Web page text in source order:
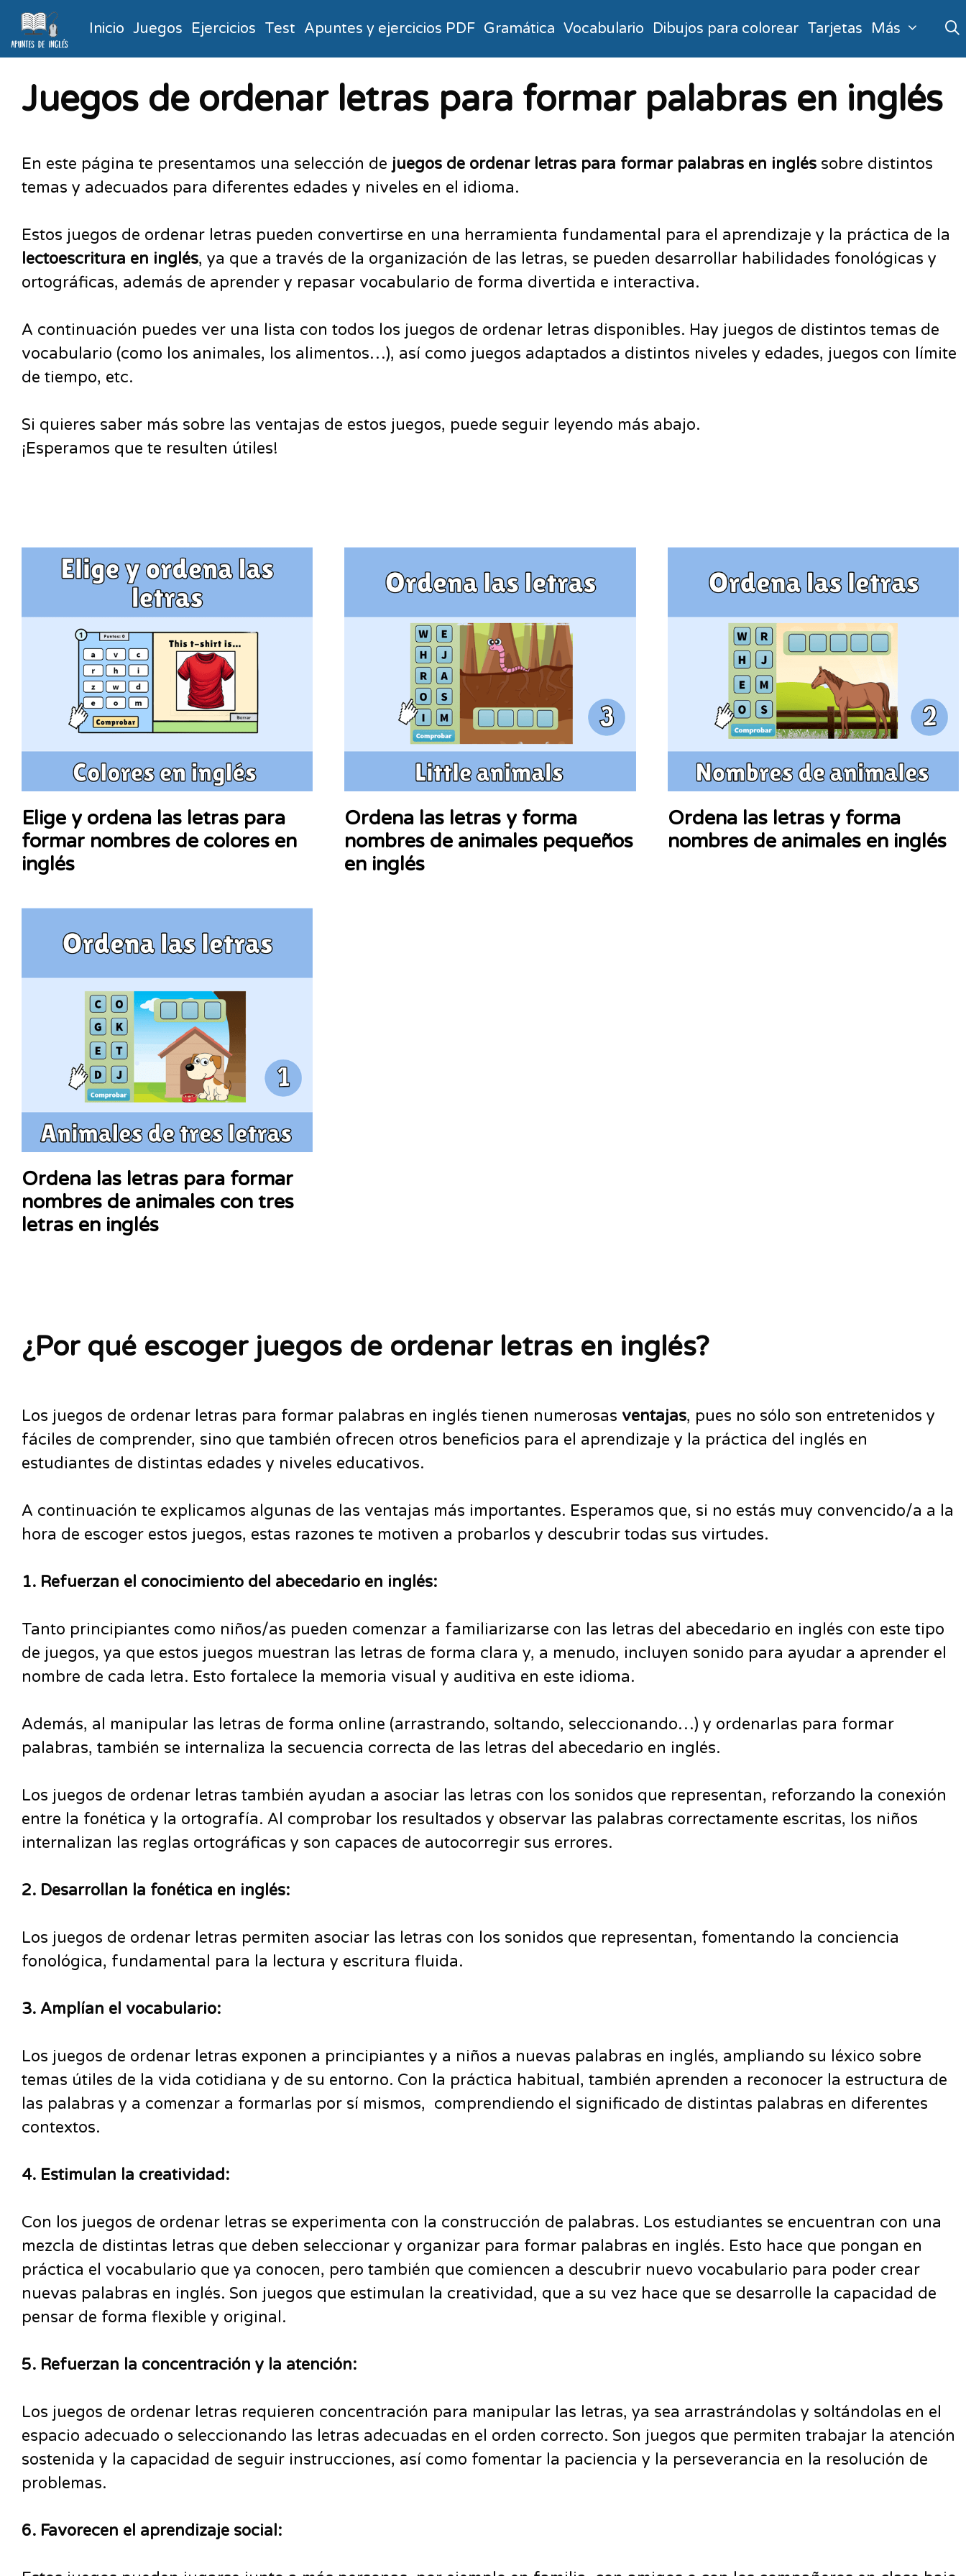
Inicio Juegos Ejercicios Test Apuntes y ejercicios PDF Gramática Vocabulario Dibujos para colorear Tarjetas Más
Juegos de ordenar letras para formar palabras en inglés
En este página te presentamos una selección de juegos de ordenar letras para formar palabras en inglés sobre distintos
temas y adecuados para diferentes edades y niveles en el idioma.
Estos juegos de ordenar letras pueden convertirse en una herramienta fundamental para el aprendizaje y la práctica de la
lectoescritura en inglés, ya que a través de la organización de las letras, se pueden desarrollar habilidades fonológicas y
ortográficas, además de aprender y repasar vocabulario de forma divertida e interactiva.
A continuación puedes ver una lista con todos los juegos de ordenar letras disponibles. Hay juegos de distintos temas de
vocabulario (como los animales, los alimentos…), así como juegos adaptados a distintos niveles y edades, juegos con límite
de tiempo, etc.
Si quieres saber más sobre las ventajas de estos juegos, puede seguir leyendo más abajo.
¡Esperamos que te resulten útiles!
Elige y ordena las letras para
formar nombres de colores en
inglés
Ordena las letras y forma
nombres de animales pequeños
en inglés
Ordena las letras y forma
nombres de animales en inglés
Ordena las letras para formar
nombres de animales con tres
letras en inglés
¿Por qué escoger juegos de ordenar letras en inglés?
Los juegos de ordenar letras para formar palabras en inglés tienen numerosas ventajas, pues no sólo son entretenidos y
fáciles de comprender, sino que también ofrecen otros beneficios para el aprendizaje y la práctica del inglés en
estudiantes de distintas edades y niveles educativos.
A continuación te explicamos algunas de las ventajas más importantes. Esperamos que, si no estás muy convencido/a a la
hora de escoger estos juegos, estas razones te motiven a probarlos y descubrir todas sus virtudes.
1. Refuerzan el conocimiento del abecedario en inglés:
Tanto principiantes como niños/as pueden comenzar a familiarizarse con las letras del abecedario en inglés con este tipo
de juegos, ya que estos juegos muestran las letras de forma clara y, a menudo, incluyen sonido para ayudar a aprender el
nombre de cada letra. Esto fortalece la memoria visual y auditiva en este idioma.
Además, al manipular las letras de forma online (arrastrando, soltando, seleccionando…) y ordenarlas para formar
palabras, también se internaliza la secuencia correcta de las letras del abecedario en inglés.
Los juegos de ordenar letras también ayudan a asociar las letras con los sonidos que representan, reforzando la conexión
entre la fonética y la ortografía. Al comprobar los resultados y observar las palabras correctamente escritas, los niños
internalizan las reglas ortográficas y son capaces de autocorregir sus errores.
2. Desarrollan la fonética en inglés:
Los juegos de ordenar letras permiten asociar las letras con los sonidos que representan, fomentando la conciencia
fonológica, fundamental para la lectura y escritura fluida.
3. Amplían el vocabulario:
Los juegos de ordenar letras exponen a principiantes y a niños a nuevas palabras en inglés, ampliando su léxico sobre
temas útiles de la vida cotidiana y de su entorno. Con la práctica habitual, también aprenden a reconocer la estructura de
las palabras y a comenzar a formarlas por sí mismos, comprendiendo el significado de distintas palabras en diferentes
contextos.
4. Estimulan la creatividad:
Con los juegos de ordenar letras se experimenta con la construcción de palabras. Los estudiantes se encuentran con una
mezcla de distintas letras que deben seleccionar y organizar para formar palabras en inglés. Esto hace que pongan en
práctica el vocabulario que ya conocen, pero también que comiencen a descubrir nuevo vocabulario para poder crear
nuevas palabras en inglés. Son juegos que estimulan la creatividad, que a su vez hace que se desarrolle la capacidad de
pensar de forma flexible y original.
5. Refuerzan la concentración y la atención:
Los juegos de ordenar letras requieren concentración para manipular las letras, ya sea arrastrándolas y soltándolas en el
espacio adecuado o seleccionando las letras adecuadas en el orden correcto. Son juegos que permiten trabajar la atención
sostenida y la capacidad de seguir instrucciones, así como fomentar la paciencia y la perseverancia en la resolución de
problemas.
6. Favorecen el aprendizaje social: